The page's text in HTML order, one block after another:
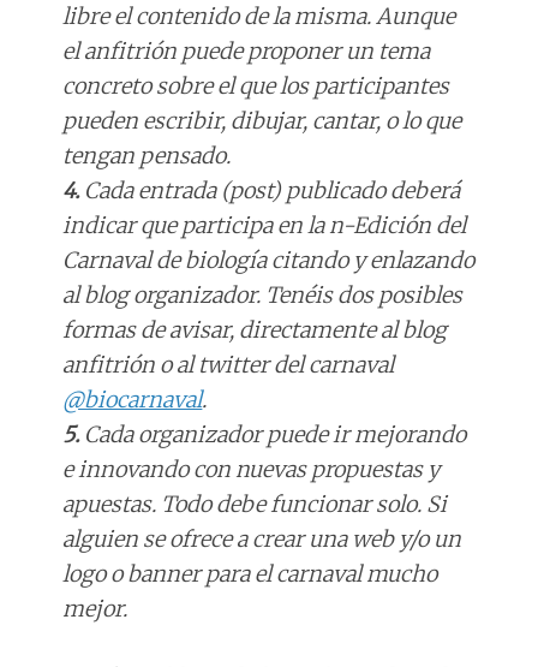
libre el contenido de la misma. Aunque
el anfitrión puede proponer un tema
concreto sobre el que los participantes
pueden escribir, dibujar, cantar, o lo que
tengan pensado.
4.Cada entrada (post) publicado deberá
indicar que participa en la n-Edición del
Carnaval de biología citando y enlazando
al blog organizador. Tenéis dos posibles
formas de avisar, directamente al blog
anfitrión o al twitter del carnaval
@biocarnaval.
5.Cada organizador puede ir mejorando
e innovando con nuevas propuestas y
apuestas. Todo debe funcionar solo. Si
alguien se ofrece a crear una web y/o un
logo o banner para el carnaval mucho
mejor.